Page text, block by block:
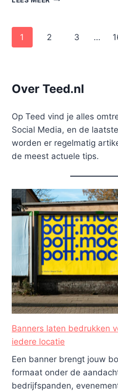
+31
Paginanavigatie
1 2 3 …
Over Teed.nl
Op Teed vind je alles
Social Media, en de
worden er regelmatig
de meest actuele tips.
Banners laten bedrukken
iedere locatie
Een banner brengt jouw
formaat onder de
bedrijfspanden,